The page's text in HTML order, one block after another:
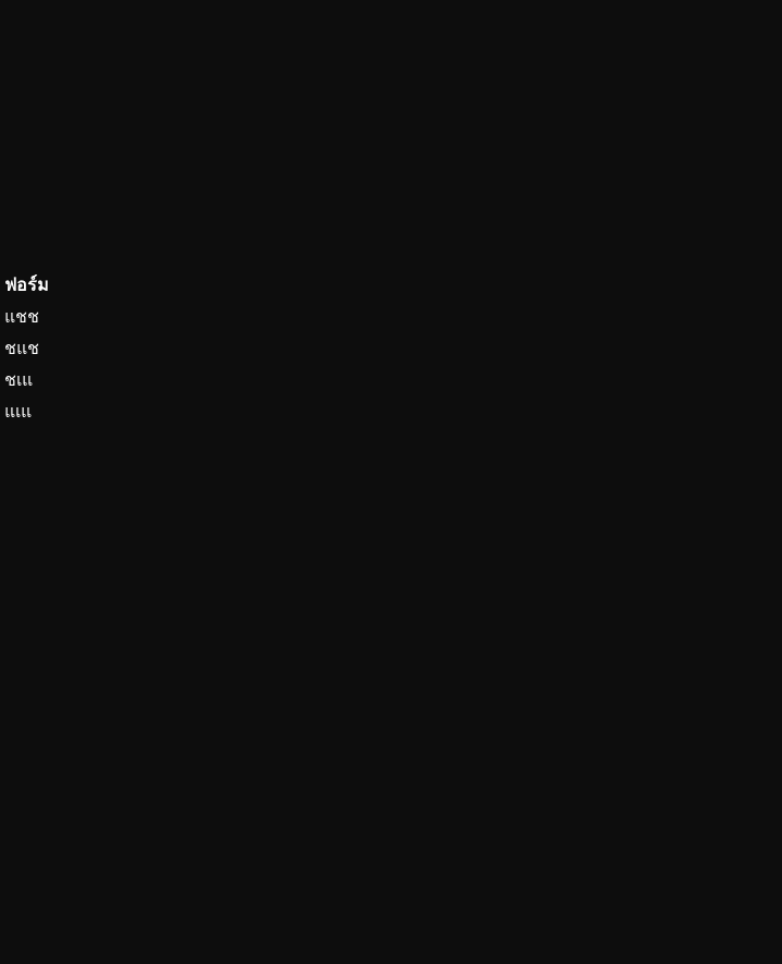
ฟอร์ม
แชช
ชแช
ชเแ
แเแ